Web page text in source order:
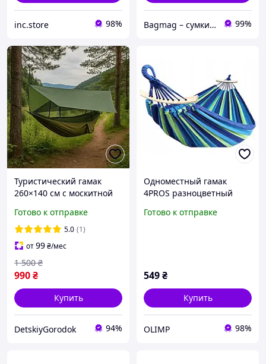
inc.store 98% Bagmag – сумки, чемоданы, рюкзаки и аксессуары для вашего стиля и путешествий 99%
Туристический гамак
260×140 см с москитной
солнца и дождя
нейлоновый. Гамак-
спальный мешок.
Готово к отправке
5.0 (1)
от99₴/мес
990₴
1 500 ₴
Купить
DetskiyGorodok 94%
Одноместный гамак
4PROS разноцветный
Готово к отправке
549₴
Купить
OLIMP 98%